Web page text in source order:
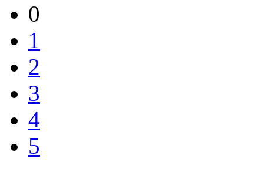
0
1
2
3
4
5